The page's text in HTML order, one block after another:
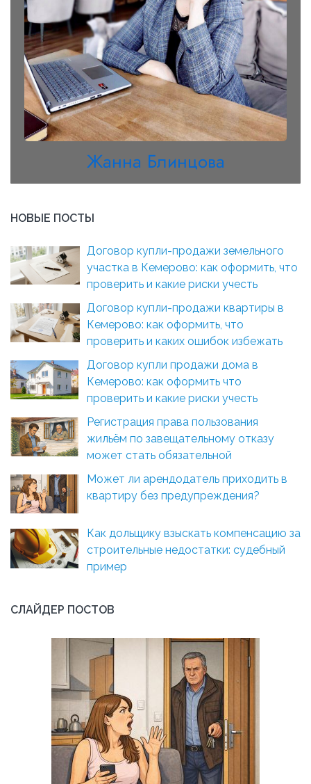
Жанна Блинцова
НОВЫЕ ПОСТЫ
Договор купли-продажи земельного
участка в Кемерово: как оформить, что
проверить и какие риски учесть
Договор купли-продажи квартиры в
Кемерово: как оформить, что
проверить и каких ошибок избежать
Договор купли продажи дома в
Кемерово: как оформить что
проверить и какие риски учесть
Регистрация права пользования
жильём по завещательному отказу
может стать обязательной
Может ли арендодатель приходить в
квартиру без предупреждения?
Как дольщику взыскать компенсацию за
строительные недостатки: судебный
пример
СЛАЙДЕР ПОСТОВ